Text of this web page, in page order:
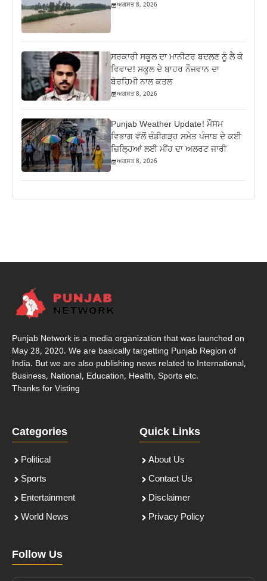
ਅਗਸਤ 8, 2026
ਸਰਕਾਰੀ ਸਕੂਲ ਦਾ ਮਾਨੀਟਰ ਬਦਲਣ ਨੂੰ ਲੈ ਕੇ
ਵਿਵਾਦ! ਸਕੂਲ ਦੇ ਬਾਹਰ ਨੌਜਵਾਨ ਦਾ
ਬੇਰਹਿਮੀ ਨਾਲ ਕਤਲ
ਅਗਸਤ 8, 2026
Punjab Weather Update! ਮੌਸਮ
ਵਿਭਾਗ ਵੱਲੋਂ ਚੰਡੀਗੜ੍ਹ ਸਮੇਤ ਪੰਜਾਬ ਦੇ ਕਈ
ਜ਼ਿਲ੍ਹਿਆਂ ਲਈ ਮੀਂਹ ਦਾ ਅਲਰਟ ਜਾਰੀ
ਅਗਸਤ 8, 2026
Punjab Network is a media organization that was launched on
May 28, 2020. We are basically targetting Punjab Region of
India. But we are also publishing news related to International,
Business, National, Education, Health, Sports etc.
Thanks for Visting
Categories
Political
Sports
Entertainment
World News
Quick Links
About Us
Contact Us
Disclaimer
Privacy Policy
Follow Us